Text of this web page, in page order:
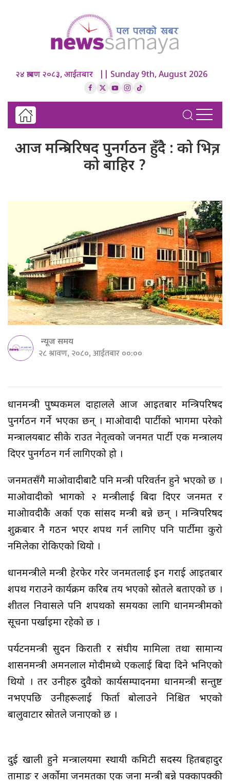
२४ श्रावण २०८३, आईतबार || Sunday 9th, August 2026
आज मन्त्रिपरिषद पुनर्गठन हुँदै : को भित्र,
को बाहिर ?
न्यूज समय
२८ श्रावण, २०८०, आईतबार ००:००
प्रधानमन्त्री पुष्पकमल दाहालले आज आइतबार मन्त्रिपरिषद
पुनर्गठन गर्ने भएका छन् । माओवादी पार्टीको भागमा परेको
मन्त्रालयबाट सीके राउत नेतृत्वको जनमत पार्टी एक मन्त्रालय
दिएर पुनर्गठन गर्न लागिएको हो ।
जनमतसँगै माओवादीबाटै पनि मन्त्री परिवर्तन हुने भएको छ ।
माओवादीको भागको २ मन्त्रीलाई बिदा दिएर जनमत र
माओावदीकै अर्का एक सांसद मन्त्री बन्ने छन् । मन्त्रिपरिषद
शुक्रबार नै गठन भएर शपथ गर्न लागिए पनि पार्टीमा कुरो
नमिलेका रोकिएको थियो ।
प्रधानमन्त्रीले मन्त्री हेरफेर गरेर जनमतलाई इन गराई आइतबार
शपथ गराउने कार्यक्रम करिब तय भएको स्रोतले बताएको छ ।
शीतल निवासले पनि शपथको समयका लागि प्रधानमन्त्रीमको
सूचना पर्खाइमा रहेको छ ।
पर्यटनमन्त्री सुदन किराती र संघीय मामिला तथा सामान्य
प्रशासनमन्त्री अमनलाल मोदीमध्ये एकलाई बिदा दिने भनिएको
थियो । तर उनीहरु दुवैको कार्यसम्पादनमा प्रधानमन्त्री सन्तुष्ट
नभएपछि उनीहरूलाई फिर्ता बोलाउने निश्चित भएको
बालुवाटार स्रोतले जनाएको छ ।
दुई खाली हुने मन्त्रालयमा स्थायी कमिटी सदस्य हितबहादुर
तामाङ र अर्कोमा जनमतका एक जना मन्त्री बन्ने पक्कापक्की